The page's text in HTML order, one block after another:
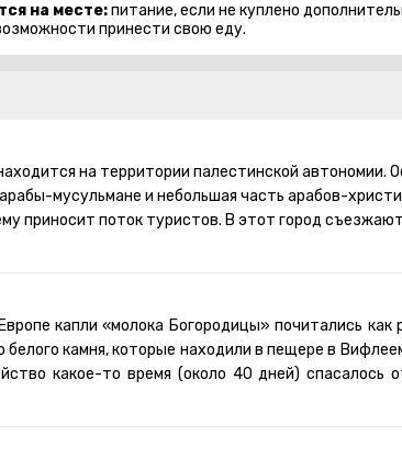
на месте:питание, если не куплено
принести свою еду.
на территории палестинской автономии.
мусульмане и небольшая часть арабов-
приносит поток туристов. В этот город
со всего света. Именно здесь родился Иисус
Главная святыня города – серебряная звезда в
которой отмечено место, где появился на свет
икона улыбающейся Божьей Матери, пещера
капли «молока Богородицы» почитались как
белого камня, которые находили в пещере в
какое-то время (около 40 дней) спасалось